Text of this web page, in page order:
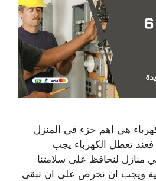
هي اهم جزء في المنزل
تعطل الكهرباء يجب
منازل لنحافظ على سلامتنا
ويجب ان نحرص على ان تبقى